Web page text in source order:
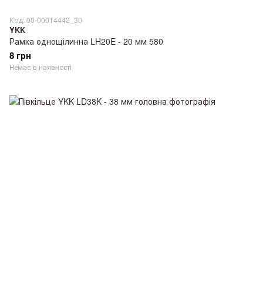
Код: 00-00014442_30
YKK
Рамка однощілинна LH20E - 20 мм 580
8 грн
Немає в наявності